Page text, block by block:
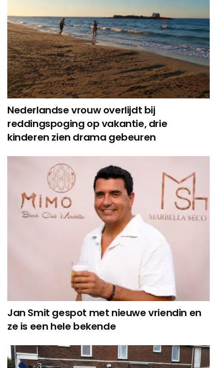
Nederlandse vrouw overlijdt bij
reddingspoging op vakantie, drie
kinderen zien drama gebeuren
Jan Smit gespot met nieuwe vriendin en
ze is een hele bekende